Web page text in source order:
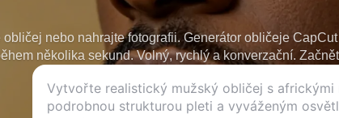
obličej nebo nahrajte fotografii. Generátor obličeje
několika sekund. Volný, rychlý a konverzační.